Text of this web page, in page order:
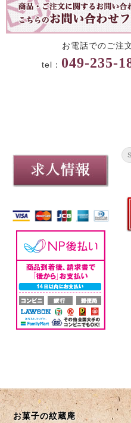
お電話でのご注
tel： 049-235-
お菓子の紋蔵庵